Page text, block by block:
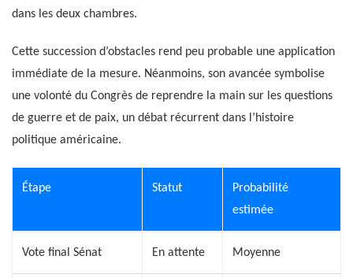
dans les deux chambres.
Cette succession d’obstacles rend peu probable une application
immédiate de la mesure. Néanmoins, son avancée symbolise
une volonté du Congrès de reprendre la main sur les questions
de guerre et de paix, un débat récurrent dans l’histoire
politique américaine.
Étape Statut
Probabilité
estimée
Vote final Sénat En attente Moyenne